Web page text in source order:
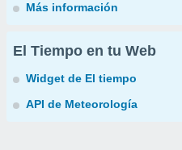
Más información
El Tiempo en tu Web
Widget de El tiempo
API de Meteorología